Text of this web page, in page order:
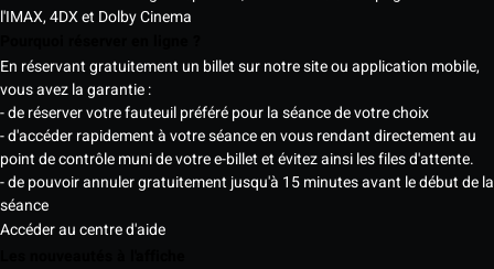
l'IMAX, 4DX et Dolby Cinema
En réservant gratuitement un billet sur notre site ou application mobile,
vous avez la garantie :
- de réserver votre fauteuil préféré pour la séance de votre choix
- d'accéder rapidement à votre séance en vous rendant directement au
point de contrôle muni de votre e-billet et évitez ainsi les files d'attente.
- de pouvoir annuler gratuitement jusqu'à 15 minutes avant le début de la
séance
Accéder au centre d'aide